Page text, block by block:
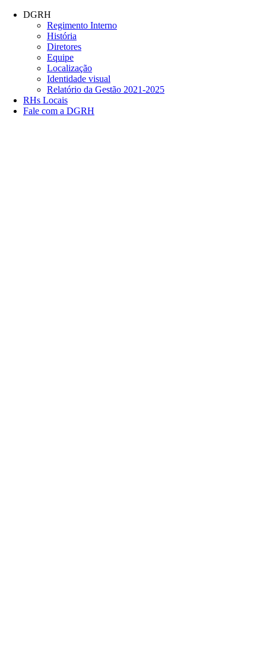
Conteúdo principal
DGRH
Regimento Interno
História
Diretores
Equipe
Localização
Identidade visual
Relatório da Gestão 2021-2025
RHs Locais
Fale com a DGRH